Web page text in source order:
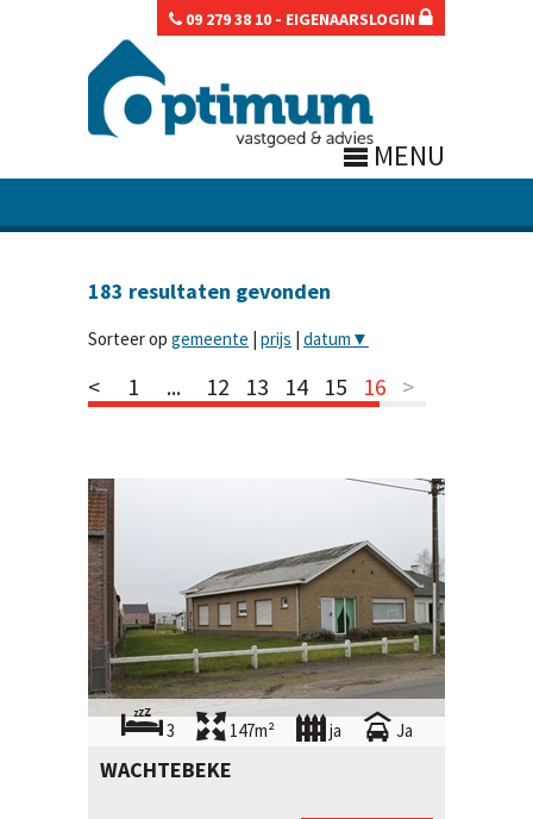
09 279 38 10 - EIGENAARSLOGIN
MENU
183 resultaten gevonden
Sorteer op gemeente | prijs | datum ▼
< 1 ... 12 13 14 15 16 >
3 147m² ja Ja
WACHTEBEKE